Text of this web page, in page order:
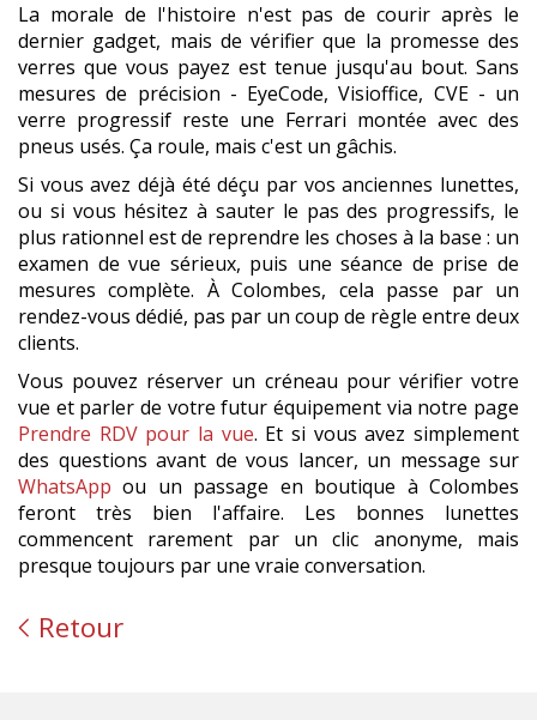
La morale de l'histoire n'est pas de courir après le
dernier gadget, mais de vérifier que la promesse des
verres que vous payez est tenue jusqu'au bout. Sans
mesures de précision - EyeCode, Visioffice, CVE - un
verre progressif reste une Ferrari montée avec des
pneus usés. Ça roule, mais c'est un gâchis.
Si vous avez déjà été déçu par vos anciennes lunettes,
ou si vous hésitez à sauter le pas des progressifs, le
plus rationnel est de reprendre les choses à la base : un
examen de vue sérieux, puis une séance de prise de
mesures complète. À Colombes, cela passe par un
rendez-vous dédié, pas par un coup de règle entre deux
clients.
Vous pouvez réserver un créneau pour vérifier votre
vue et parler de votre futur équipement via notre page
Prendre RDV pour la vue. Et si vous avez simplement
des questions avant de vous lancer, un message sur
WhatsApp ou un passage en boutique à Colombes
feront très bien l'affaire. Les bonnes lunettes
commencent rarement par un clic anonyme, mais
presque toujours par une vraie conversation.
Retour